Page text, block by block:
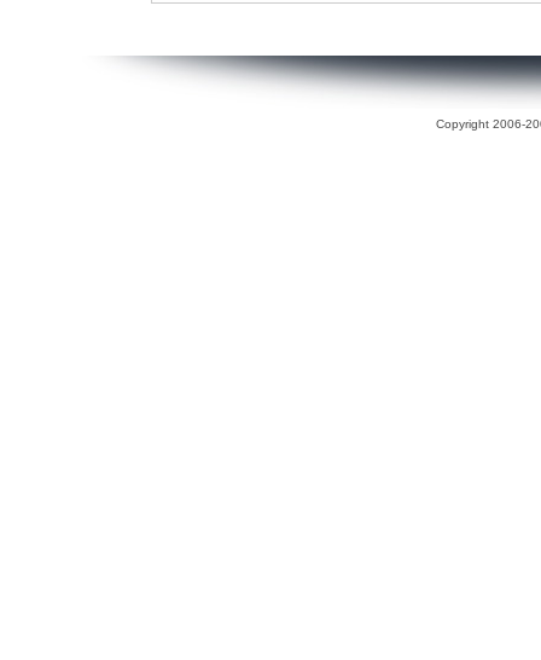
Copyright 2006-